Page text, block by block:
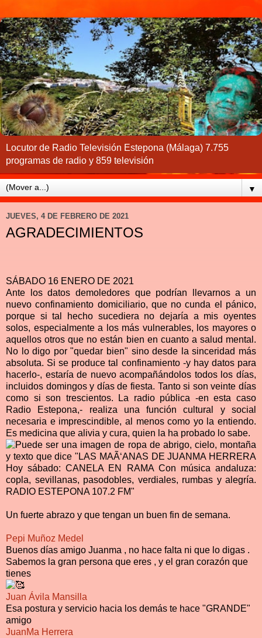
Locutor de Radio Televisión Estepona (Málaga) 7.755
programas de radio y 859 televisión
▼
JUEVES, 4 DE FEBRERO DE 2021
AGRADECIMIENTOS
SÁBADO 16 ENERO DE 2021
Ante los datos demoledores que podrían llevarnos a un
nuevo confinamiento domiciliario, que no cunda el pánico,
porque si tal hecho sucediera no dejaría a mis oyentes
solos, especialmente a los más vulnerables, los mayores o
aquellos otros que no están bien en cuanto a salud mental.
No lo digo por "quedar bien" sino desde la sinceridad más
absoluta. Si se produce tal confinamiento -y hay datos para
hacerlo-, estaría de nuevo acompañándolos todos los días,
incluidos domingos y días de fiesta. Tanto si son veinte días
como si son trescientos. La radio pública -en esta caso
Radio Estepona,- realiza una función cultural y social
necesaria e imprescindible, al menos como yo la entiendo.
Es medicina que alivia y cura, quien la ha probado lo sabe.
Un fuerte abrazo y que tengan un buen fin de semana.
Pepi Muñoz Medel
Buenos días amigo Juanma , no hace falta ni que lo digas .
Sabemos la gran persona que eres , y el gran corazón que
tienes
Juan Ávila Mansilla
Esa postura y servicio hacia los demás te hace "GRANDE"
amigo
JuanMa Herrera